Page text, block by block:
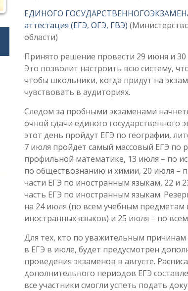
ЕДИНОГО
аттестация (ЕГЭ, ОГЭ, ГВЭ)
области)
Принято решение провести 29 июня и
Это позволит настроить всю систему,
чтобы школьники, когда придут на
чувствовать в аудиториях.
Следом за пробными экзаменами
очной сдачи единого государственного
этот день пройдут ЕГЭ по географии,
7 июля пройдет самый массовый ЕГЭ по
профильной математике, 13 июля – по
по обществознанию и химии, 20 июля –
части ЕГЭ по иностранным языкам, 22 и
часть ЕГЭ по иностранным языкам.
на 24 июля (по всем учебным предметам
иностранных языков) и 25 июля – по
Для тех, кто по уважительным причинам
в ЕГЭ в июле, будет предусмотрен
проведения экзаменов в августе.
дополнительного периодов ЕГЭ
все участники смогли успеть подать